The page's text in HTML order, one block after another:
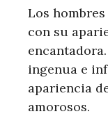
Los
con su
ingenua e
apariencia
amorosos.